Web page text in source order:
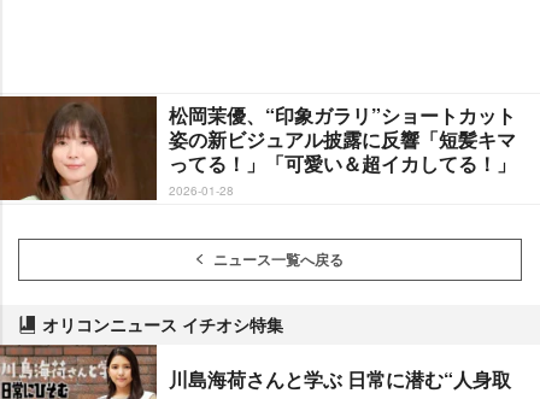
松岡茉優、“印象ガラリ”ショートカット
姿の新ビジュアル披露に反響「短髪キマ
ってる！」「可愛い＆超イカしてる！」
2026-01-28
ニュース一覧へ戻る
オリコンニュース イチオシ特集
川島海荷さんと学ぶ 日常に潜む“人身取